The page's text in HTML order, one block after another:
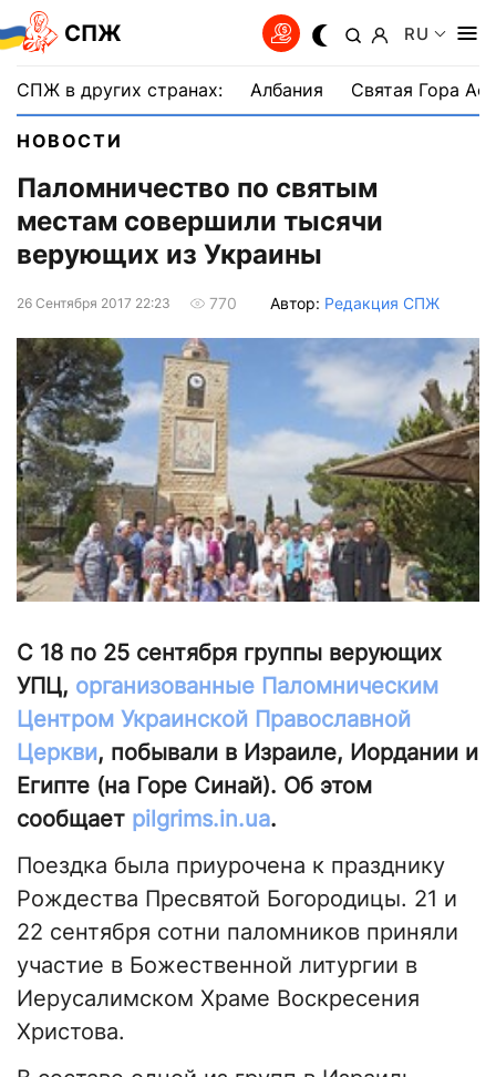
СПЖ RU
СПЖ в других странах: Албания Святая Гора
НОВОСТИ
Паломничество по святым
местам совершили тысячи
верующих из Украины
26 Сентября 2017 22:23 770 Автор: Редакция СПЖ
С 18 по 25 сентября группы верующих
УПЦ, организованные Паломническим
Центром Украинской Православной
Церкви, побывали в Израиле, Иордании и
Египте (на Горе Синай). Об этом
сообщает pilgrims.in.ua.
Поездка была приурочена к празднику
Рождества Пресвятой Богородицы. 21 и
22 сентября сотни паломников приняли
участие в Божественной литургии в
Иерусалимском Храме Воскресения
Христова.